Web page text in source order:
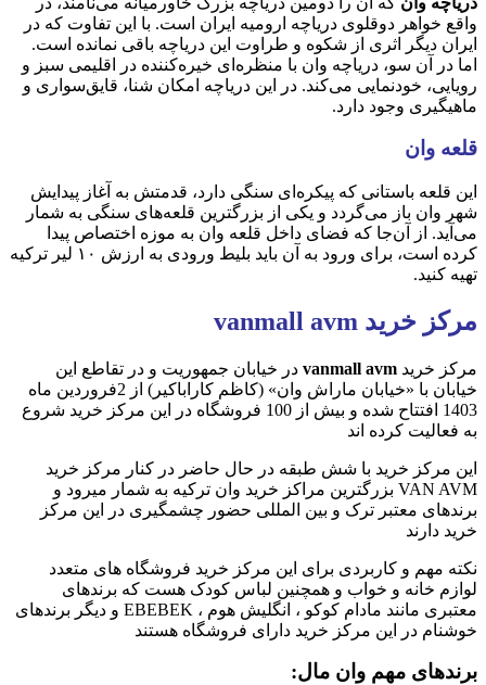
واقع خواهر دوقلوی دریاچه ارومیه ایران است. با این تفاوت که در
ایران دیگر اثری از شکوه و طراوت این دریاچه باقی نمانده است.
اما در آن سو، دریاچه وان با منظره‌ای خیره‌کننده در اقلیمی سبز و
رویایی، خودنمایی می‌کند. در این دریاچه امکان شنا، قایق‌سواری و
ماهیگیری وجود دارد.
قلعه وان
این قلعه باستانی که پیکره‌ای سنگی دارد، قدمتش به آغاز پیدایش
شهر وان باز می‌گردد و یکی از بزرگترین قلعه‌های سنگی به شمار
می‌آید. از آن‌جا که فضای داخل قلعه وان به موزه اختصاص پیدا
کرده است، برای ورود به آن باید بلیط ورودی به ارزش ۱۰ لیر ترکیه
تهیه کنید.
مرکز خرید vanmall avm
مرکز خرید vanmall avm در خیابان جمهوریت و در تقاطع این
خیابان با «خیابان ماراش وان» (کاظم کاراباکیر) از 2فروردین ماه
1403 افتتاح شده و بیش از 100 فروشگاه در این مرکز خرید شروع
به فعالیت کرده اند
این مرکز خرید با شش طبقه در حال حاضر در کنار مرکز خرید
VAN AVM بزرگترین مراکز خرید وان ترکیه به شمار میرود و
برندهای معتبر ترک و بین المللی حضور چشمگیری در این مرکز
خرید دارند
نکته مهم و کاربردی برای این مرکز خرید فروشگاه های متعدد
لوازم خانه و خواب و همچنین لباس کودک هست که برندهای
معتبری مانند مادام کوکو ، انگلیش هوم ، EBEBEK و دیگر برندهای
خوشنام در این مرکز خرید دارای فروشگاه هستند
برندهای مهم وان مال: